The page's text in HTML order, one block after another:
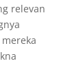
relevan